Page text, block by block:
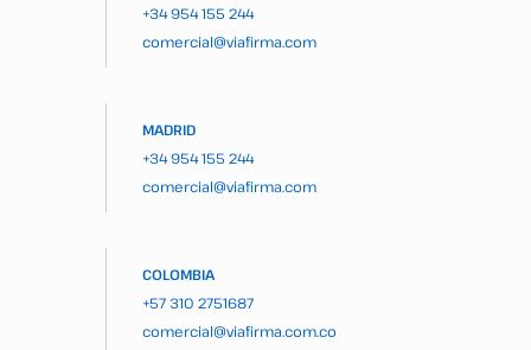
+34 954 155 244
comercial@viafirma.com
MADRID
+34 954 155 244
comercial@viafirma.com
COLOMBIA
+57 310 2751687
comercial@viafirma.com.co